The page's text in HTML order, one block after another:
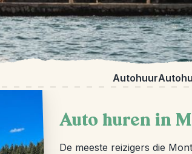
Autohuur
Auto huren in
De meeste reizigers die